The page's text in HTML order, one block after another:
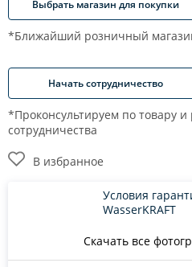
Выбрать магазин для покупки
*Ближайший розничный
Начать сотрудничество
*Проконсультируем по товару и
сотрудничества
В избранное
Скачать все
Условия
WasserKRAFT